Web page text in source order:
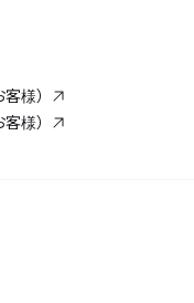
様）
様）